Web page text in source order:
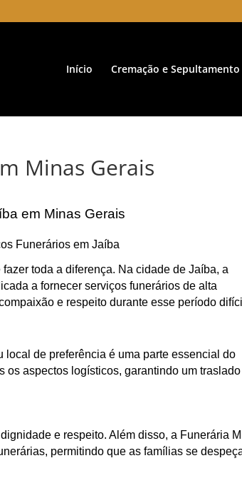
Início Cremação e Sepultamento
Minas Gerais
em Minas Gerais
Funerários em Jaíba
toda a diferença. Na cidade de Jaíba, a
a fornecer serviços funerários de alta
e respeito durante esse período
de preferência é uma parte essencial do
os aspectos logísticos, garantindo um traslado
e respeito. Além disso, a Funerária
permitindo que as famílias se